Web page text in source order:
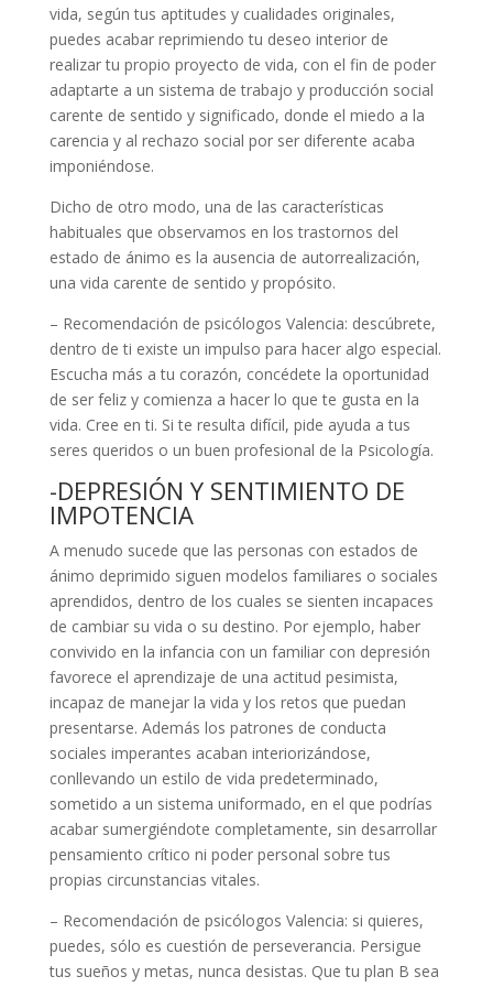
vida, según tus aptitudes y cualidades originales,
puedes acabar reprimiendo tu deseo interior de
realizar tu propio proyecto de vida, con el fin de poder
adaptarte a un sistema de trabajo y producción social
carente de sentido y significado, donde el miedo a la
carencia y al rechazo social por ser diferente acaba
imponiéndose.
Dicho de otro modo, una de las características
habituales que observamos en los trastornos del
estado de ánimo es la ausencia de autorrealización,
una vida carente de sentido y propósito.
– Recomendación de psicólogos Valencia: descúbrete,
dentro de ti existe un impulso para hacer algo especial.
Escucha más a tu corazón, concédete la oportunidad
de ser feliz y comienza a hacer lo que te gusta en la
vida. Cree en ti. Si te resulta difícil, pide ayuda a tus
seres queridos o un buen profesional de la Psicología.
-DEPRESIÓN Y SENTIMIENTO DE
IMPOTENCIA
A menudo sucede que las personas con estados de
ánimo deprimido siguen modelos familiares o sociales
aprendidos, dentro de los cuales se sienten incapaces
de cambiar su vida o su destino. Por ejemplo, haber
convivido en la infancia con un familiar con depresión
favorece el aprendizaje de una actitud pesimista,
incapaz de manejar la vida y los retos que puedan
presentarse. Además los patrones de conducta
sociales imperantes acaban interiorizándose,
conllevando un estilo de vida predeterminado,
sometido a un sistema uniformado, en el que podrías
acabar sumergiéndote completamente, sin desarrollar
pensamiento crítico ni poder personal sobre tus
propias circunstancias vitales.
– Recomendación de psicólogos Valencia: si quieres,
puedes, sólo es cuestión de perseverancia. Persigue
tus sueños y metas, nunca desistas. Que tu plan B sea